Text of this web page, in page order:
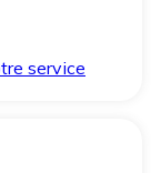
service